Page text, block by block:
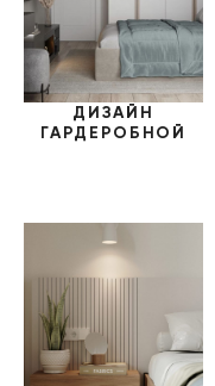
ДИЗАЙН
ГАРДЕРОБНОЙ